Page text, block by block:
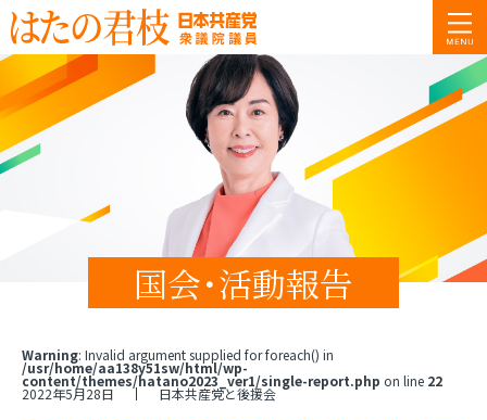
国会･活動報告
Warning: Invalid argument supplied for foreach() in
/usr/home/aa138y51sw/html/wp-
content/themes/hatano2023_ver1/single-report.php on line 22
2022年5月28日 日本共産党と後援会